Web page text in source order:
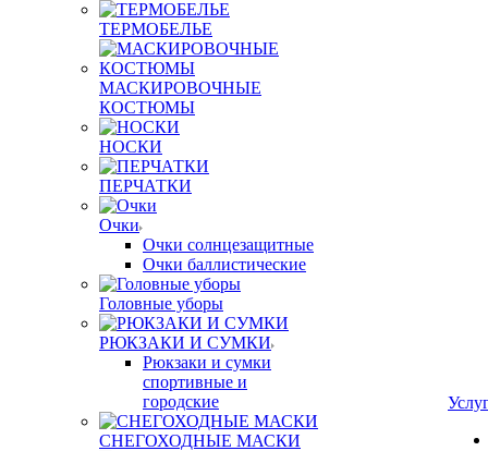
ТЕРМОБЕЛЬЕ
МАСКИРОВОЧНЫЕ
КОСТЮМЫ
НОСКИ
ПЕРЧАТКИ
Очки
Очки солнцезащитные
Очки баллистические
Головные уборы
РЮКЗАКИ И СУМКИ
Рюкзаки и сумки
спортивные и
городские
СНЕГОХОДНЫЕ МАСКИ